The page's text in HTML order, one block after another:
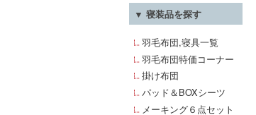
▼ 寝装品を探す
羽毛布団,寝具一覧
羽毛布団特価コーナー
掛け布団
パッド＆BOXシーツ
メーキング６点セット